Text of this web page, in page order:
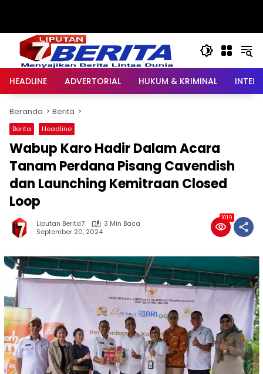
HEADLINE ADVERTORIAL HUKUM & KRIMINAL
Beranda Berita
Berita Headline
Wabup Karo Hadir Dalam Acara
Tanam Perdana Pisang Cavendish
dan Launching Kemitraan Closed
Loop
Liputan Berita7
3 Min Baca
September 20, 2024
1019